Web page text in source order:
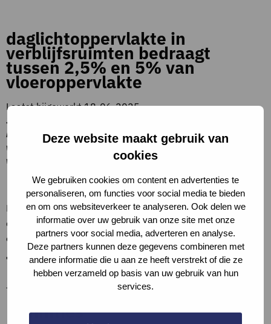
Deze website maakt gebruik van
cookies
We gebruiken cookies om content en advertenties te
personaliseren, om functies voor social media te bieden
en om ons websiteverkeer te analyseren. Ook delen we
informatie over uw gebruik van onze site met onze
partners voor social media, adverteren en analyse.
Deze partners kunnen deze gegevens combineren met
andere informatie die u aan ze heeft verstrekt of die ze
hebben verzameld op basis van uw gebruik van hun
services.
daglichtoppervlakte in
verblijfsruimten bedraagt
tussen 2,5% en 5% van
vloeroppervlakte
Laatst bijgewerkt 18-06-2025
3. Gezondheid > 3.4 Visueel comfort > 3.4.2
Daglichttoetreding > daglichtoppervlakte in
verblijfsruimten bedraagt tussen 2,5% en 5% van
vloeroppervlakte
Beschrijving criteria
De daglichtoppervlakte betreft de equivalente
daglichtoppervlakte, te berekenen volgens NEN 2057. Kies
één van de drie opties.
Toelichting op criteria
–
Definities